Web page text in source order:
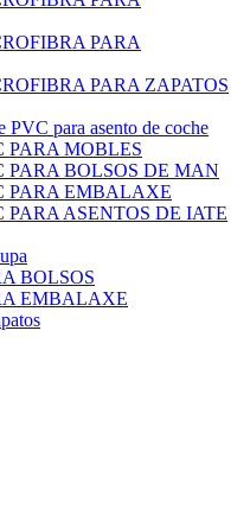
PARA
PARA ZAPATOS
PVC para asento de coche
PARA MOBLES
PARA BOLSOS DE MAN
PARA EMBALAXE
PARA ASENTOS DE IATE
BOLSOS
EMBALAXE